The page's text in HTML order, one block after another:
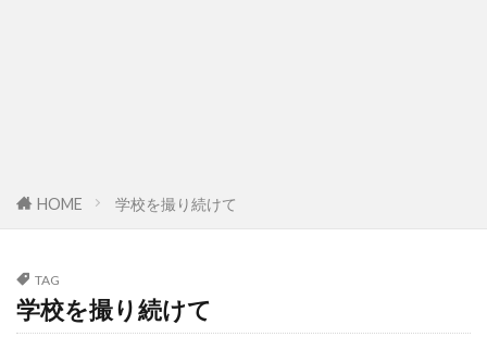
HOME 学校を撮り続けて
TAG
学校を撮り続けて